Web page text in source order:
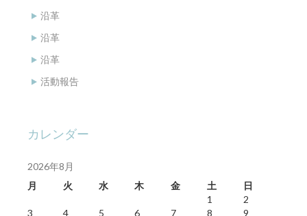
沿革
沿革
沿革
活動報告
カレンダー
2026年8月
月
火 水 木 金 土 日
1
2
3
4 5 6 7 8
9